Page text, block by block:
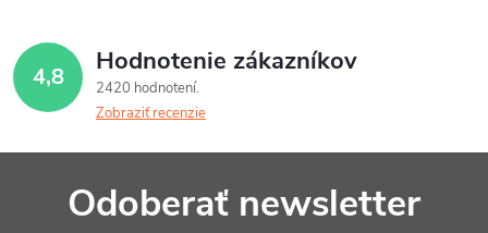
4,8 Hodnotenie zákazníkov
2420 hodnotení
Zobraziť recenzie
Odoberať newsletter